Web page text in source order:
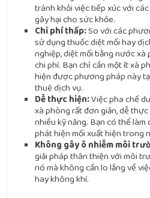
tránh khỏi việc tiếp xúc với
gây hại cho sức khỏe.
Chi phí thấp:So với các
sử dụng thuốc diệt mối hay
nghiệp, diệt mối bằng nước
chi phí. Bạn chỉ cần một ít xà
hiện được phương pháp này
thuê dịch vụ.
Dễ thực hiện:Việc pha chế
xà phòng rất đơn giản, dễ
nhiều kỹ năng. Bạn có thể
phát hiện mối xuất hiện trong
Không gây ô nhiễm môi
giải pháp thân thiện với môi
nó mà không cần lo lắng về
hay không khí.